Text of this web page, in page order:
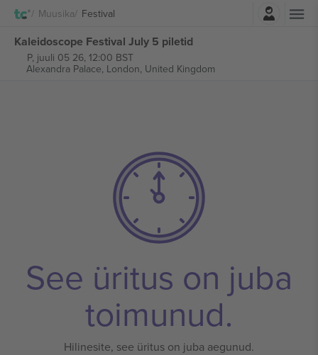
Muusika Festival
Kaleidoscope Festival July 5 piletid
P, juuli 05 26, 12:00 BST
Alexandra Palace, London, United Kingdom
See üritus on juba
toimunud.
Hilinesite, see üritus on juba aegunud.